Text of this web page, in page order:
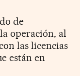
de
operación, al
las licencias
están en